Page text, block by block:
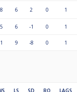
8 6 2 0 1
5 6 -1 0 1
1 9 -8 0 1